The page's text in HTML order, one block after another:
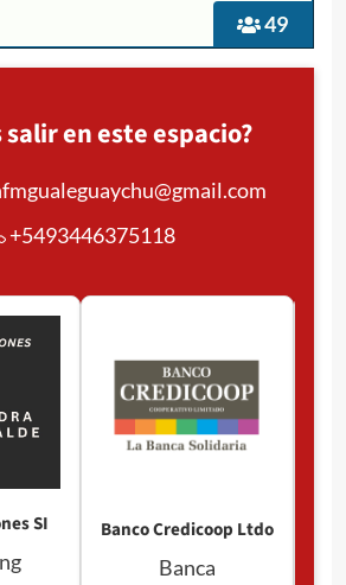
49
salir en este espacio?
+5493446375118
SI
Banco Credicoop Ltdo
Banca